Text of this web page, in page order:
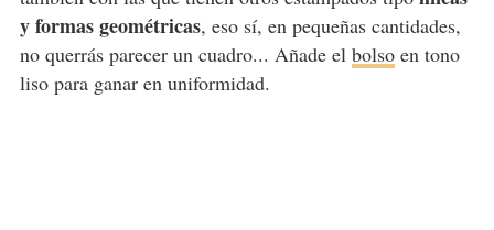
y formas geométricas, eso sí, en pequeñas cantidades,
no querrás parecer un cuadro... Añade el bolsoen tono
liso para ganar en uniformidad.